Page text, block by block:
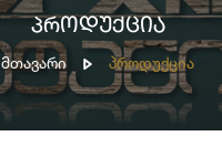
პროდუქცია
Მთავარი Პროდუქცია